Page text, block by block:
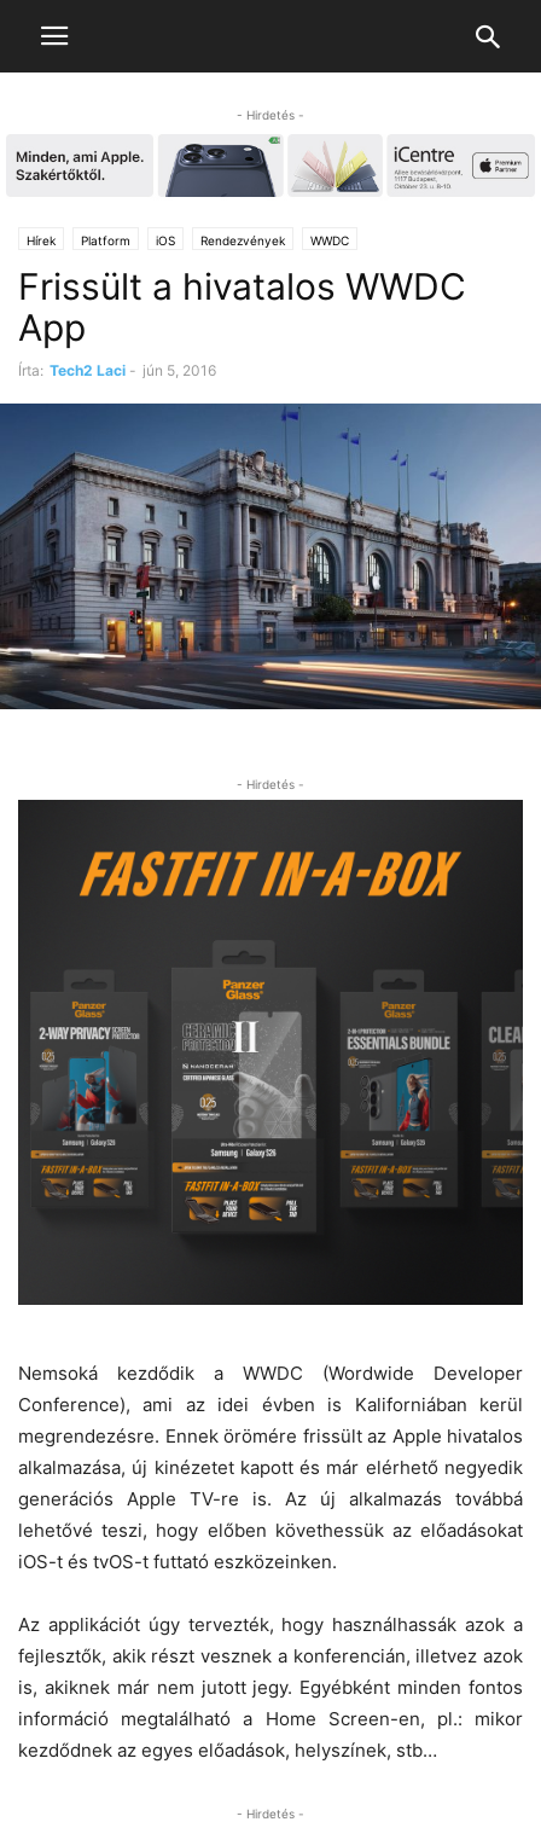
- Hirdetés -
Hírek Platform iOS Rendezvények WWDC
Frissült a hivatalos WWDC
App
Írta: Tech2 Laci - jún 5, 2016
- Hirdetés -
Nemsoká kezdődik a WWDC (Wordwide Developer
Conference), ami az idei évben is Kaliforniában kerül
megrendezésre. Ennek örömére frissült az Apple hivatalos
alkalmazása, új kinézetet kapott és már elérhető negyedik
generációs Apple TV-re is. Az új alkalmazás továbbá
lehetővé teszi, hogy előben követhessük az előadásokat
iOS-t és tvOS-t futtató eszközeinken.
Az applikációt úgy tervezték, hogy használhassák azok a
fejlesztők, akik részt vesznek a konferencián, illetvez azok
is, akiknek már nem jutott jegy. Egyébként minden fontos
információ megtalálható a Home Screen-en, pl.: mikor
kezdődnek az egyes előadások, helyszínek, stb…
- Hirdetés -